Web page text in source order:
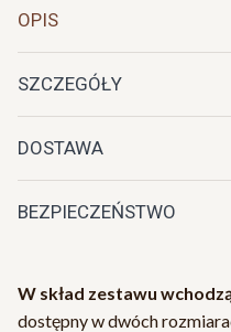
OPIS
SZCZEGÓŁY
DOSTAWA
BEZPIECZEŃSTWO
W skład zestawu
dostępny w dwóch